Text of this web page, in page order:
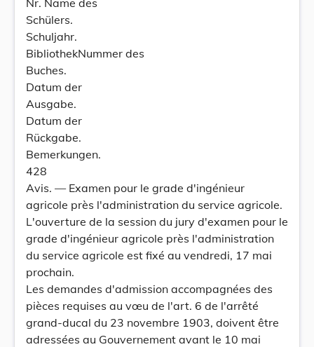
Nr. Name des
Schülers.
Schuljahr.
BibliothekNummer des
Buches.
Datum der
Ausgabe.
Datum der
Rückgabe.
Bemerkungen.
428
Avis. — Examen pour le grade d'ingénieur
agricole près l'administration du service agricole.
L'ouverture de la session du jury d'examen pour le
grade d'ingénieur agricole près l'administration
du service agricole est fixé au vendredi, 17 mai
prochain.
Les demandes d'admission accompagnées des
pièces requises au vœu de l'art. 6 de l'arrêté
grand-ducal du 23 novembre 1903, doivent être
adressées au Gouvernement avant le 10 mai